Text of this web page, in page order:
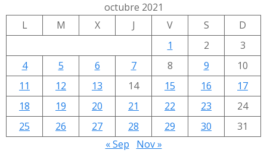
octubre 2021
L
M X J V S
D
1
2
3
4
5 6 7 8 9
10
11
12 13 14 15 16
17
18
19 20 21 22 23
24
25
26 27 28 29 30
31
« Sep
Nov »